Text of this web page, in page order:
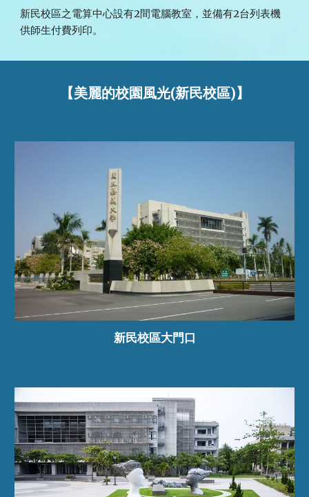
新民校區之電算中心設有2間電腦教室，並備有2台列表機
供師生付費列印。
【美麗的校園風光(新民校區)】
新民校區大門口